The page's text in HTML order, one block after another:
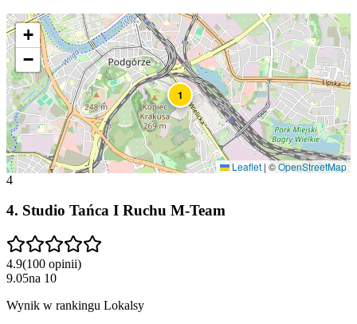
1
+
−
Leaflet | ©OpenStreetMap
4
4. Studio Tańca I Ruchu M-Team
4.9(100 opinii)
9.05na 10
Wynik w rankingu Lokalsy